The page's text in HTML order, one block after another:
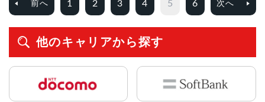
前へ 1 2 3 4 5 6 次へ
他のキャリアから探す